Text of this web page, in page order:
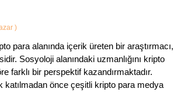
)
para alanında içerik üreten bir araştırmacı,
Sosyoloji alanındaki uzmanlığını kripto
farklı bir perspektif kazandırmaktadır.
katılmadan önce çeşitli kripto para medya